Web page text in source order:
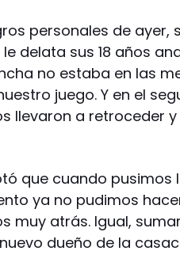
personales de ayer,
delata sus 18 años
no estaba en las
juego. Y en el
llevaron a retroceder
que cuando pusimos
ya no pudimos
muy atrás. Igual,
dueño de la